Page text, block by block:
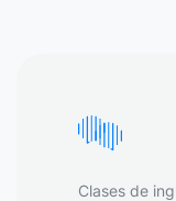
Clases de